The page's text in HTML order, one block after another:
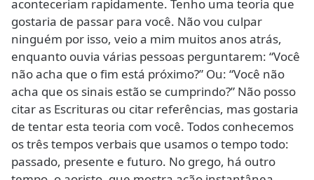
aconteceriam rapidamente. Tenho uma teoria que
gostaria de passar para você. Não vou culpar
ninguém por isso, veio a mim muitos anos atrás,
enquanto ouvia várias pessoas perguntarem: “Você
não acha que o fim está próximo?” Ou: “Você não
acha que os sinais estão se cumprindo?” Não posso
citar as Escrituras ou citar referências, mas gostaria
de tentar esta teoria com você. Todos conhecemos
os três tempos verbais que usamos o tempo todo:
passado, presente e futuro. No grego, há outro